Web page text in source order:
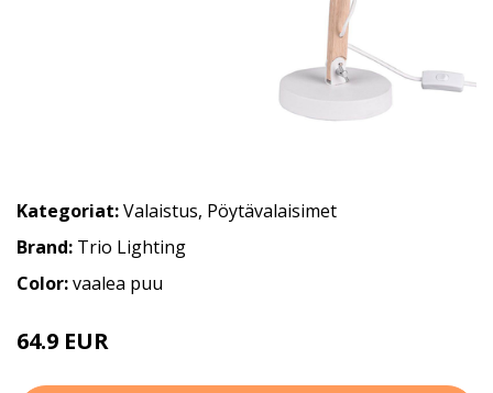
Kategoriat:Valaistus, Pöytävalaisimet
Brand: Trio Lighting
Color:vaalea puu
64.9 EUR